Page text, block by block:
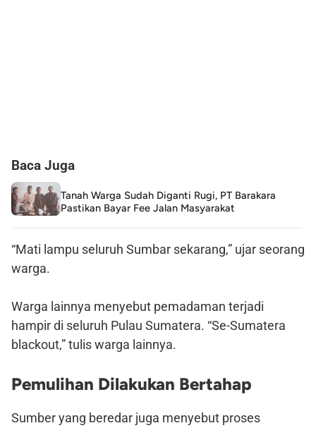
Baca Juga
Tanah Warga Sudah Diganti Rugi, PT Barakara
Pastikan Bayar Fee Jalan Masyarakat
“Mati lampu seluruh Sumbar sekarang,” ujar seorang
warga.
Warga lainnya menyebut pemadaman terjadi
hampir di seluruh Pulau Sumatera. “Se-Sumatera
blackout,” tulis warga lainnya.
Pemulihan Dilakukan Bertahap
Sumber yang beredar juga menyebut proses